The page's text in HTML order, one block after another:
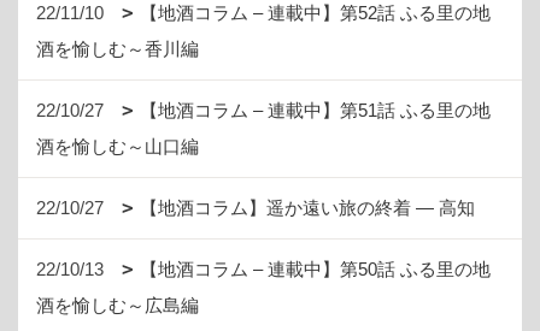
22/11/10
【地酒コラム – 連載中】第52話 ふる里の地
酒を愉しむ～香川編
22/10/27
【地酒コラム – 連載中】第51話 ふる里の地
酒を愉しむ～山口編
22/10/27 【地酒コラム】遥か遠い旅の終着 ― 高知
22/10/13
【地酒コラム – 連載中】第50話 ふる里の地
酒を愉しむ～広島編